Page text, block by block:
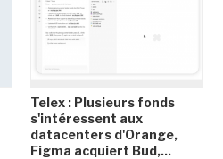
Telex : Plusieurs fonds
s'intéressent aux
datacenters d'Orange,
Figma acquiert Bud,...